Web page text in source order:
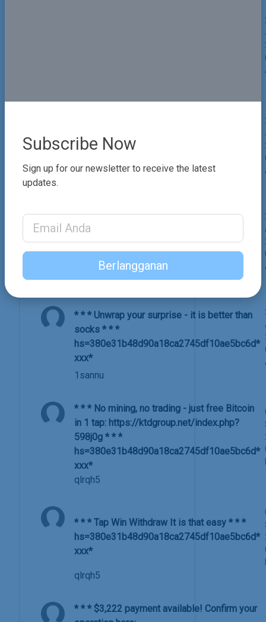
hs=380e31b48d90a18ca2745df10ae5bc6d*
http://ingarose.com/index.php?amm13x * * *
1sannu
* * * Unwrap your surprise - it is better than
socks * * *
hs=380e31b48d90a18ca2745df10ae5bc6d*
ххх*
1sannu
* * * No mining, no trading - just free Bitcoin
in 1 tap: https://ktdgroup.net/index.php?
598j0g * * *
hs=380e31b48d90a18ca2745df10ae5bc6d*
ххх*
qlrqh5
* * * Tap Win Withdraw It is that easy * * *
hs=380e31b48d90a18ca2745df10ae5bc6d*
ххх*
qlrqh5
* * * $3,222 payment available! Confirm your
Subscribe Now
Sign up for our newsletter to receive the latest
updates.
Email Address
Berlangganan